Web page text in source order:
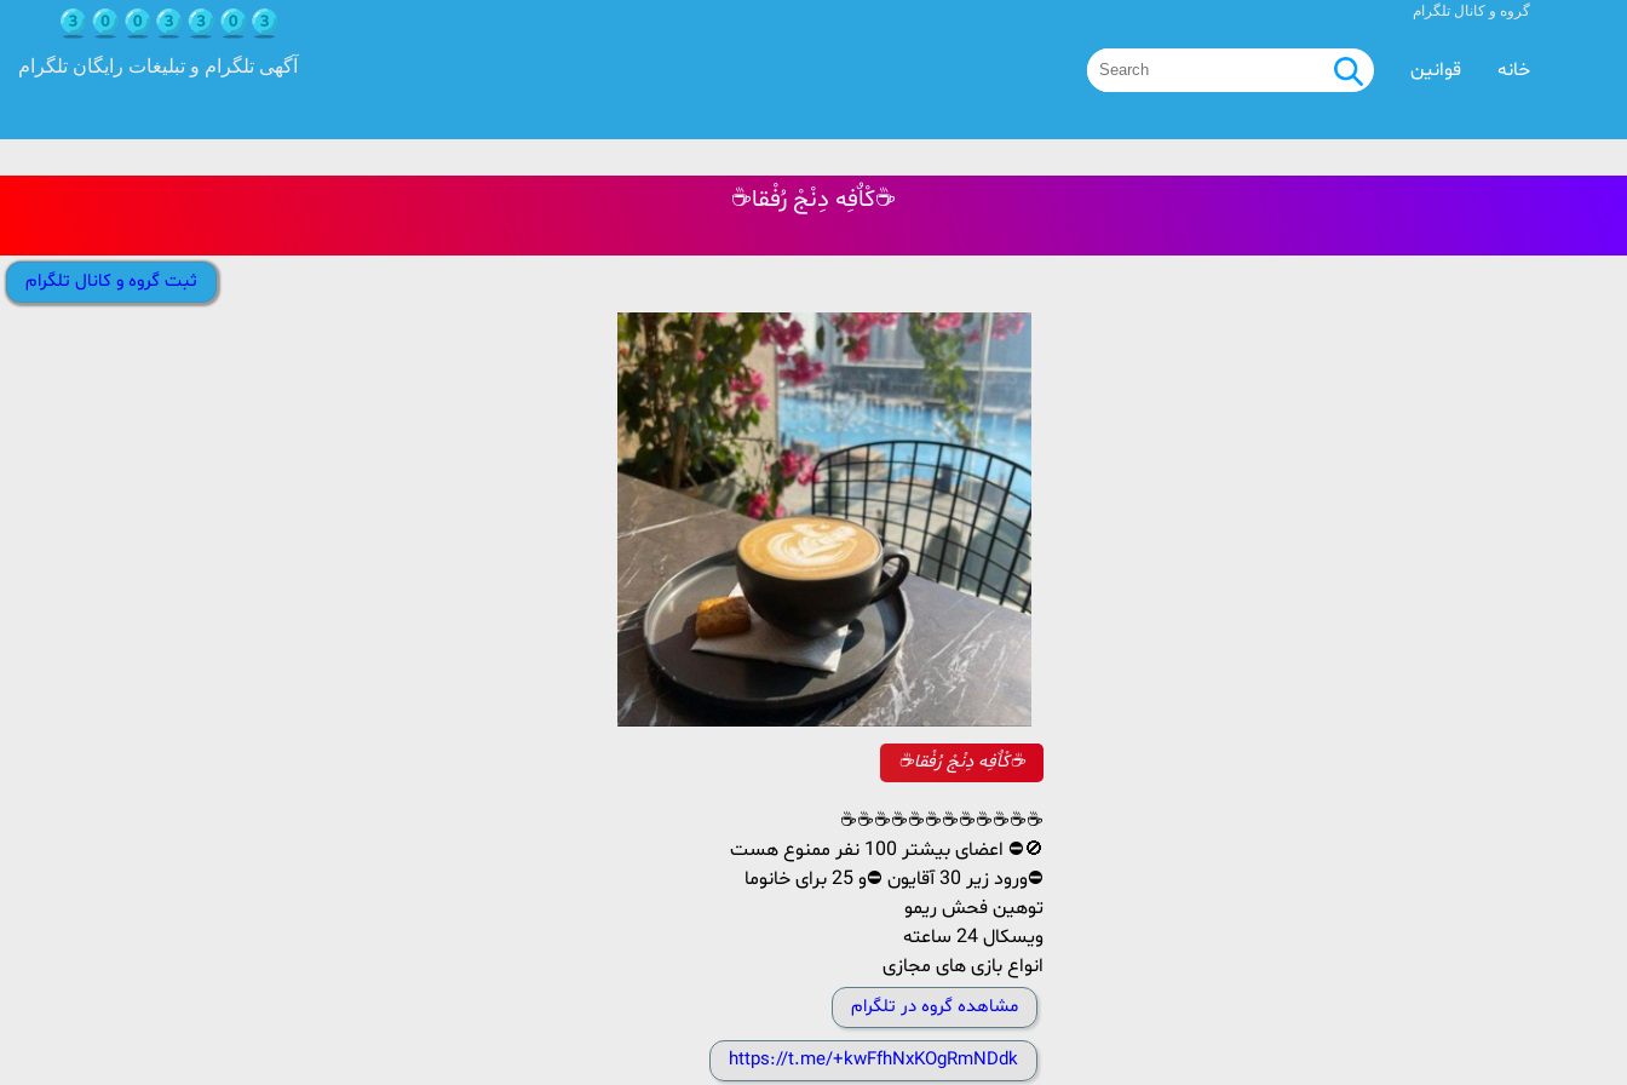
آگهی تلگرام و تبلیغات رایگان تلگرام
گروه و کانال تلگرام
قوانین خانه
☕کْاٌفِه دِنْجْ رُفْقا☕
ثبت گروه و کانال تلگرام
☕کْاٌفِه دِنْجْ رُفْقا☕
☕☕☕☕☕☕☕☕☕☕☕☕
اعضای بیشتر 100 نفر ممنوع هست ⛔🚫
ورود زیر 30 آقایون ⛔و 25 برای خانوما⛔
توهین فحش ریمو
ویسکال 24 ساعته
انواع بازی های مجازی
مشاهده گروه در تلگرام
https://t.me/+kwFfhNxKOgRmNDdk